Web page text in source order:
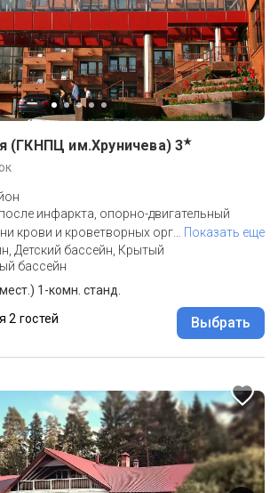
(ГКНПЦ им.Хруничева) 3★
инфаркта, опорно-двигательный
крови и кроветворных орг
Показать еще
Детский бассейн, Крытый
бассейн
1-комн. станд.
2 гостей Выбрать